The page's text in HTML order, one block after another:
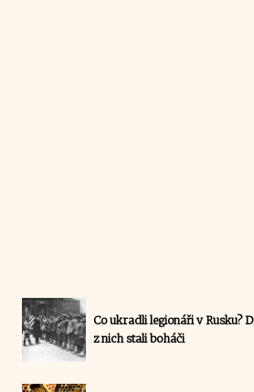
Co ukradli legionáři v Rusku?
z nich stali boháči